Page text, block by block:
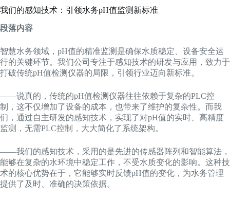
我们的感知技术：引领水务pH值监测新标准
段落内容
智慧水务领域，pH值的精准监测是确保水质稳定、设备安全运
行的关键环节。我们公司专注于感知技术的研发与应用，致力于
打破传统pH值检测仪器的局限，引领行业迈向新标准。
——说真的，传统的pH值检测仪器往往依赖于复杂的PLC控
制，这不仅增加了设备的成本，也带来了维护的复杂性。而我
们，通过自主研发的感知技术，实现了对pH值的实时、高精度
监测，无需PLC控制，大大简化了系统架构。
——我们的感知技术，采用的是先进的传感器阵列和智能算法，
能够在复杂的水环境中稳定工作，不受水质变化的影响。这种技
术的核心优势在于，它能够实时反馈pH值的变化，为水务管理
提供了及时、准确的决策依据。